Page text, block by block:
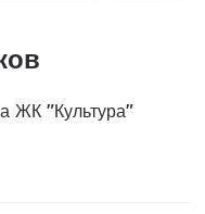
ЖК "Культура"